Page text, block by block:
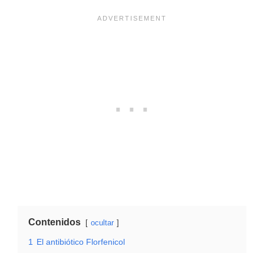
Contenidos ocultar
1
El antibiótico Florfenicol